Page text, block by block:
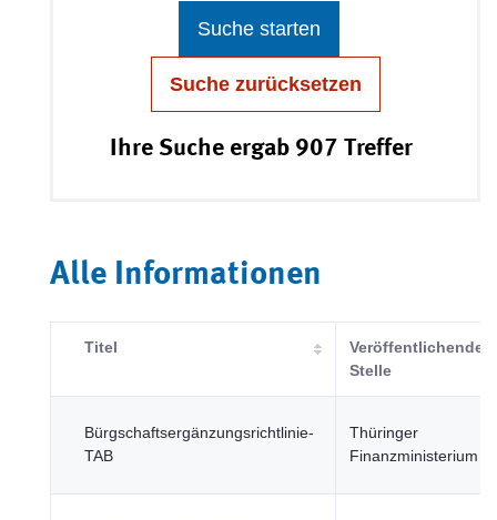
Suche starten
Suche zurücksetzen
Ihre Suche ergab 907 Treffer
Alle Informationen
Titel
Veröffentlichende
Stelle
Bürgschaftsergänzungsrichtlinie-
TAB
Thüringer
Finanzministerium